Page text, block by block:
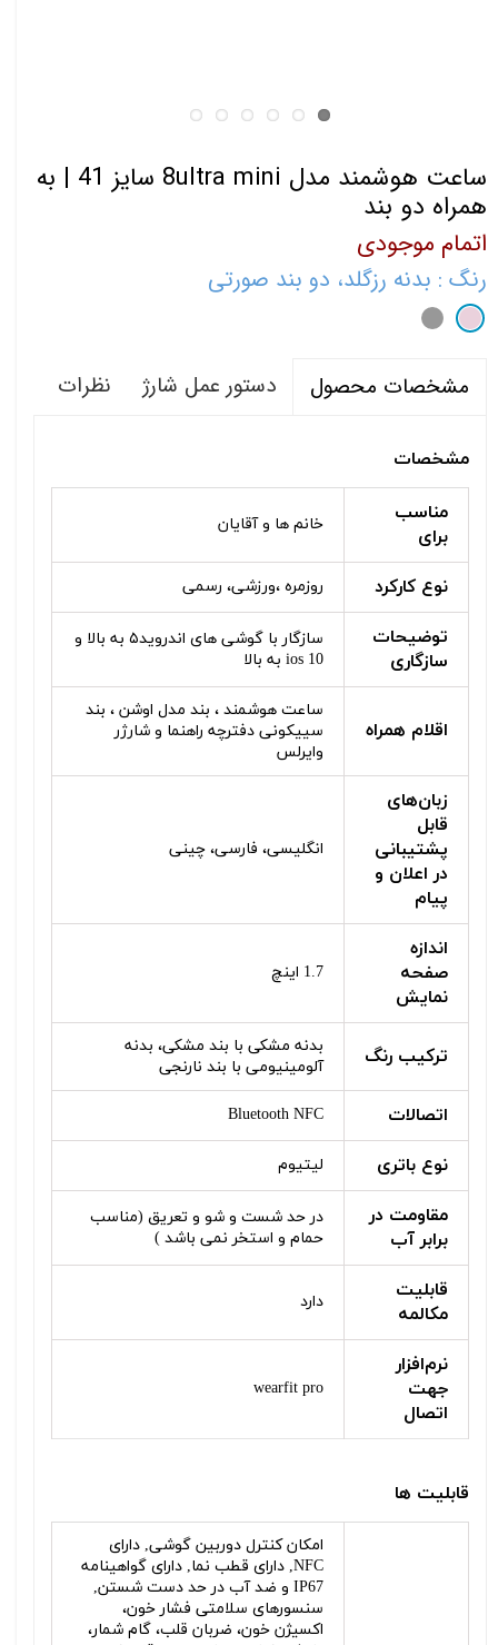
ساعت هوشمند مدل 8ultra mini سایز 41 | به
همراه دو بند
اتمام موجودی
رنگ : بدنه رزگلد، دو بند صورتی
مشخصات محصول دستور عمل شارژ نظرات
مشخصات
مناسب
برای
خانم ها و آقایان
نوع کارکرد روزمره ،ورزشی، رسمی
توضیحات
سازگاری
سازگار با گوشی های اندروید۵ به بالا و
ios 10 به بالا
اقلام همراه
ساعت هوشمند ، بند مدل اوشن ، بند
سییکونی دفترچه راهنما و شارژر
وایرلس
زبان‌های
قابل
پشتیبانی
در اعلان و
پیام
انگلیسی، فارسی، چینی
اندازه
صفحه
نمایش
1.7 اینچ
ترکیب رنگ
بدنه مشکی با بند مشکی، بدنه
آلومینیومی با بند نارنجی
اتصالات Bluetooth NFC
نوع باتری لیتیوم
مقاومت در
برابر آب
در حد شست و شو و تعریق (مناسب
حمام و استخر نمی باشد )
قابلیت
مکالمه
دارد
نرم‌افزار
جهت
اتصال
wearfit pro
قابلیت ها
امکان کنترل دوربین گوشی, دارای
NFC, دارای قطب نما, دارای گواهینامه
IP67 و ضد آب در حد دست شستن,
سنسورهای سلامتی فشار خون،
اکسیژن خون، ضربان قلب، گام شمار،